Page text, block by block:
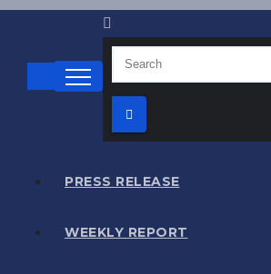
PRESS RELEASE
WEEKLY REPORT